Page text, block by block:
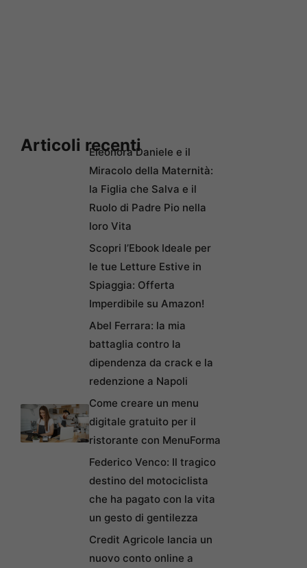
Articoli recentiEleonora Daniele e il
Miracolo della Maternità:
la Figlia che Salva e il
Ruolo di Padre Pio nella
loro Vita
Scopri l’Ebook Ideale per
le tue Letture Estive in
Spiaggia: Offerta
Imperdibile su Amazon!
Abel Ferrara: la mia
battaglia contro la
dipendenza da crack e la
redenzione a Napoli
Come creare un menu
digitale gratuito per il
ristorante con MenuForma
Federico Venco: Il tragico
destino del motociclista
che ha pagato con la vita
un gesto di gentilezza
Credit Agricole lancia un
nuovo conto online a